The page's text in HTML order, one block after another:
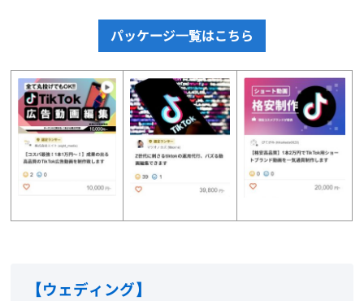
パッケージ一覧はこちら
【ウェディング】